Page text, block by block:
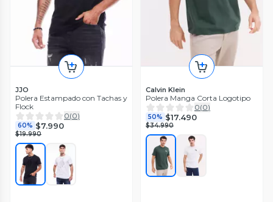
JJO
Polera Estampado con Tachas y
Flock
0(0)
60% $7.990
$19.990
Calvin Klein
Polera Manga Corta Logotipo
0(0)
50% $17.490
$34.990